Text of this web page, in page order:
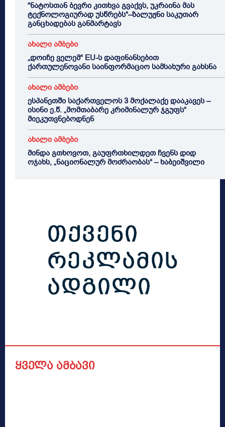
“ნატოსთან ბევრი კითხვა გვაქვს, უკრაინა მას
ტექნოლოგიურად უსწრებს“–ზალუჟნი საკუთარ
განცხადებას განმარტავს
ახალი ამბები
„დოიჩე ველემ“ EU-ს დაფინანსებით
ქართულენოვანი საინფორმაციო სამსახური გახსნა
ახალი ამბები
ესპანეთში საქართველოს 3 მოქალაქე დააკავეს –
ისინი ე.წ. „მომთაბარე კრიმინალურ ჯგუფს“
მიეკუთვნებოდნენ
ახალი ამბები
მინდა გთხოვოთ, გაუფრთხილდეთ ჩვენს დიდ
ოჯახს, „ნაციონალურ მოძრაობას“ – ხაბეიშვილი
ყველა ამბავი